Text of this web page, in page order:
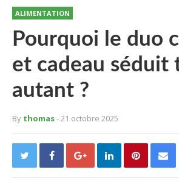
ALIMENTATION
Pourquoi le duo
et cadeau séduit
autant ?
By thomas- 21 octobre 2025